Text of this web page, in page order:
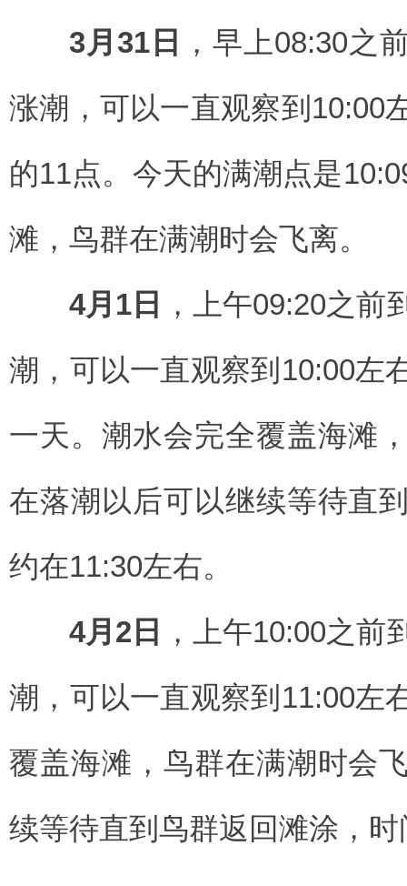
3月31日
，早上08:30之
涨潮，可以一直观察到10:00
的11点。今天的满潮点是
滩，鸟群在满潮时会飞离。
4月1日
，上午09:20之
潮，可以一直观察到10:00左
一天。潮水会完全覆盖海滩
在落潮以后可以继续等待直
约在11:30左右。
4月2日
，上午10:00之
潮，可以一直观察到11:00左
覆盖海滩，鸟群在满潮时会
续等待直到鸟群返回滩涂，